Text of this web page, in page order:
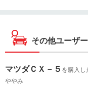
その他ユーザ
マツダＣＸ－５ を購入し
ややみ